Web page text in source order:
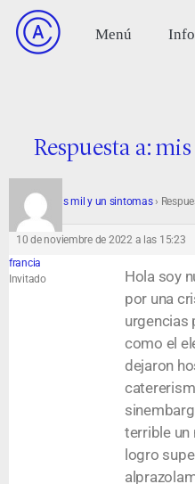
Respuesta a:
Foro › mis mil y un sintomas›
10 de noviembre de 2022 a las 15:23
francia
Invitado
Hola soy
por una
urgencias
como el
dejaron
terrible un
logro